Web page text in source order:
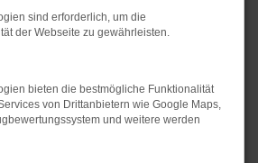
– die exzellenteste
sind erforderlich, um die
der Webseite zu gewährleisten.
bieten die bestmögliche Funktionalität
von Drittanbietern wie Google Maps,
und weitere werden